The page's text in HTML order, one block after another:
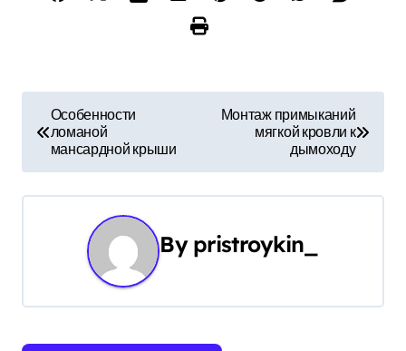
в
а
Особенности
ломаной
мансардной крыши
Монтаж примыканий
мягкой кровли к
дымоходу
By pristroykin_